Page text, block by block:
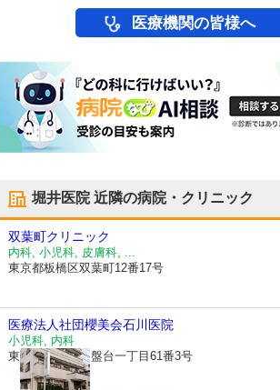
医療機関の皆様へ
堀井医院近隣の病院・クリニック
双葉町クリニック
内科, 小児科, 皮膚科, ...
東京都板橋区双葉町12番17号
医療法人社団櫻美会石川医院
小児科, 内科
東京都板橋区常盤台一丁目61番3号